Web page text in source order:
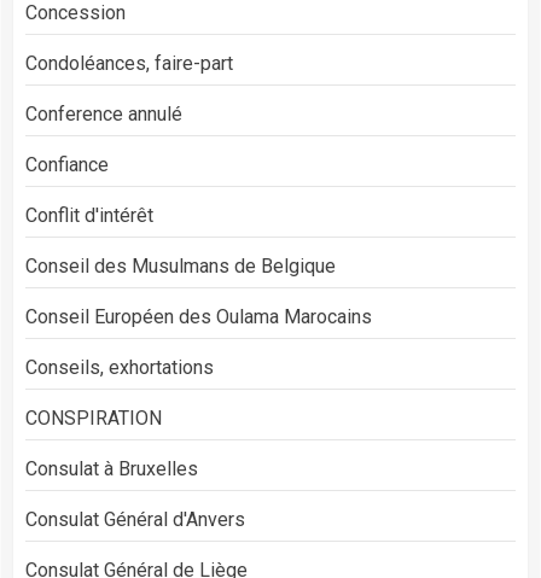
Concession
Condoléances, faire-part
Conference annulé
Confiance
Conflit d'intérêt
Conseil des Musulmans de Belgique
Conseil Européen des Oulama Marocains
Conseils, exhortations
CONSPIRATION
Consulat à Bruxelles
Consulat Général d'Anvers
Consulat Général de Liège